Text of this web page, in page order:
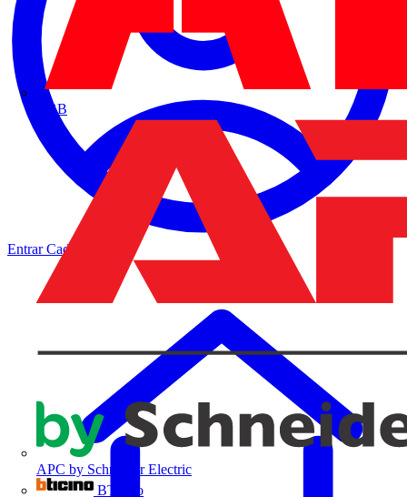
ABB
APC by Schneider Electric
BTicino
EntrarCadastrar